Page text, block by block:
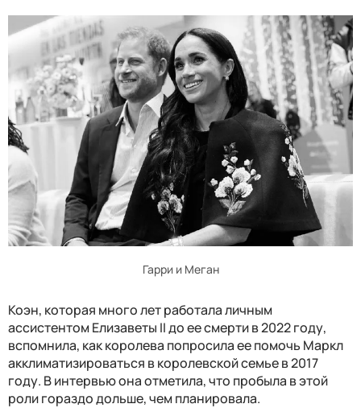
Гарри и Меган
Коэн, которая много лет работала личным
ассистентом Елизаветы II до ее смерти в 2022 году,
вспомнила, как королева попросила ее помочь Маркл
акклиматизироваться в королевской семье в 2017
году. В интервью она отметила, что пробыла в этой
роли гораздо дольше, чем планировала.